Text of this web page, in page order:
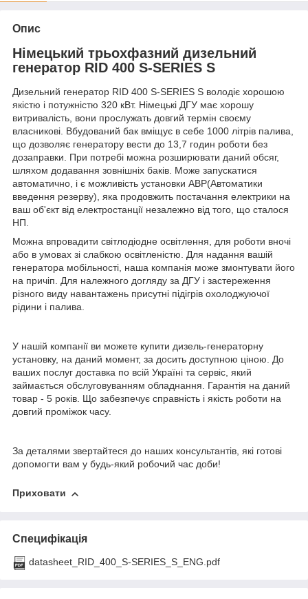
Опис
Німецький трьохфазний дизельний
генератор RID 400 S-SERIES S
Дизельний генератор RID 400 S-SERIES S володіє хорошою
якістю і потужністю 320 кВт. Німецькі ДГУ має хорошу
витривалість, вони прослужать довгий термін своєму
власникові. Вбудований бак вміщує в себе 1000 літрів палива,
що дозволяє генератору вести до 13,7 годин роботи без
дозаправки. При потребі можна розширювати даний обсяг,
шляхом додавання зовнішніх баків. Може запускатися
автоматично, і є можливість установки АВР(Автоматики
введення резерву), яка продовжить постачання електрики на
ваш об'єкт від електростанції незалежно від того, що сталося
НП.
Можна впровадити світлодіодне освітлення, для роботи вночі
або в умовах зі слабкою освітленістю. Для надання вашій
генератора мобільності, наша компанія може змонтувати його
на причіп. Для належного догляду за ДГУ і застереження
різного виду навантажень присутні підігрів охолоджуючої
рідини і палива.
У нашій компанії ви можете купити дизель-генераторну
установку, на даний момент, за досить доступною ціною. До
ваших послуг доставка по всій Україні та сервіс, який
займається обслуговуванням обладнання. Гарантія на даний
товар - 5 років. Що забезпечує справність і якість роботи на
довгий проміжок часу.
За деталями звертайтеся до наших консультантів, які готові
допомогти вам у будь-який робочий час доби!
Приховати
Специфікація
datasheet_RID_400_S-SERIES_S_ENG.pdf